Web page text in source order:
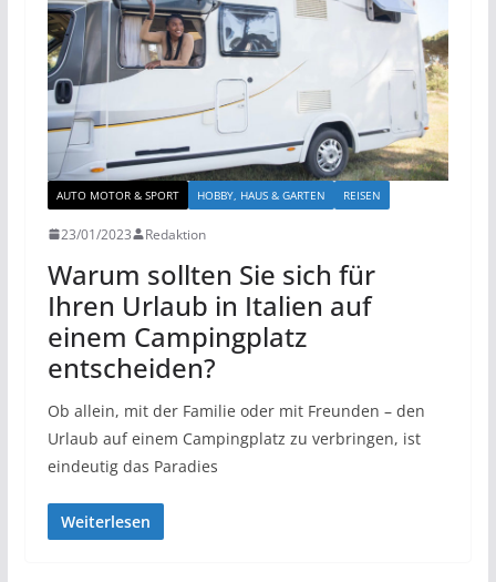
AUTO MOTOR & SPORT HOBBY, HAUS & GARTEN REISEN
23/01/2023 Redaktion
Warum sollten Sie sich für
Ihren Urlaub in Italien auf
einem Campingplatz
entscheiden?
Ob allein, mit der Familie oder mit Freunden – den
Urlaub auf einem Campingplatz zu verbringen, ist
eindeutig das Paradies
Weiterlesen